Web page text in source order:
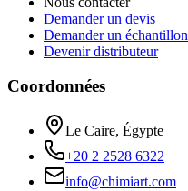
Demander un devis
Demander un échantillon
Devenir distributeur
Coordonnées
Le Caire, Égypte
+20 2 2528 6322
info@chimiart.com